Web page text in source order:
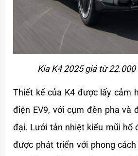
Kia K4 2025 giá từ 22.000
Thiết kế của K4 được lấy cảm
điện EV9, với cụm đèn pha và
đại. Lưới tản nhiệt kiểu mũi hổ
được phát triển với phong